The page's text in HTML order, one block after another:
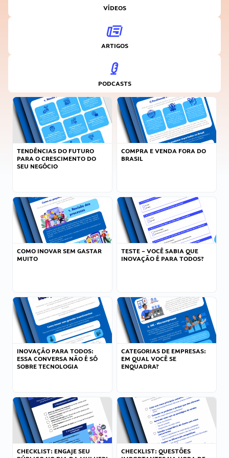
VÍDEOS
ARTIGOS
PODCASTS
TENDÊNCIAS DO FUTURO
PARA O CRESCIMENTO DO
SEU NEGÓCIO
COMPRA E VENDA FORA DO
BRASIL
COMO INOVAR SEM GASTAR
MUITO
TESTE – VOCÊ SABIA QUE
INOVAÇÃO É PARA TODOS?
INOVAÇÃO PARA TODOS:
ESSA CONVERSA NÃO É SÓ
SOBRE TECNOLOGIA
CATEGORIAS DE EMPRESAS:
EM QUAL VOCÊ SE
ENQUADRA?
CHECKLIST: ENGAJE SEU
CHECKLIST: QUESTÕES